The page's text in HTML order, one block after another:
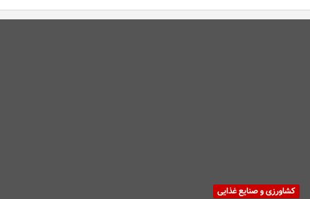
کشاورزی و صنایع غذایی